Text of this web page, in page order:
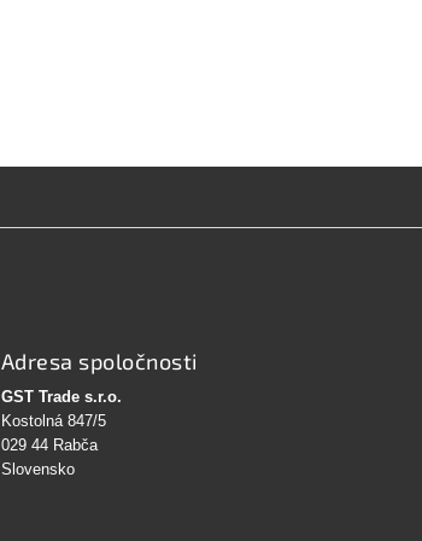
Adresa spoločnosti
GST Trade s.r.o.
Kostolná 847/5
029 44 Rabča
Slovensko